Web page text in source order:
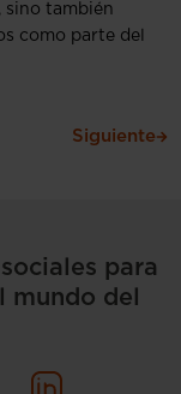
sino también
como parte del
Siguiente
para
del